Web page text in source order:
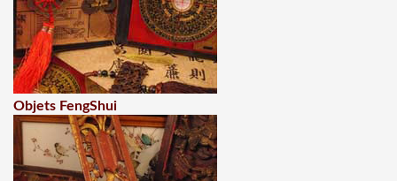
Objets FengShui